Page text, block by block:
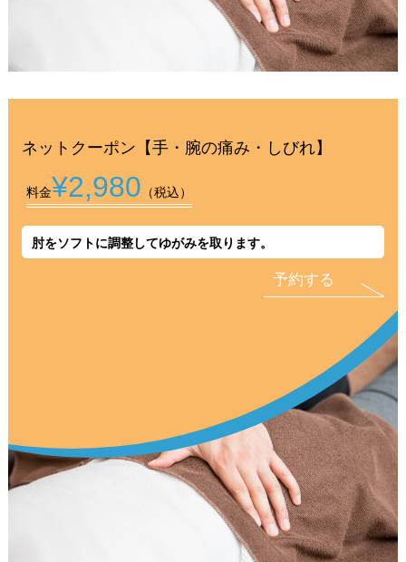
ネットクーポン【手・腕の痛み・しびれ】
料金¥2,980 （税込）
肘をソフトに調整してゆがみを取ります。
予約する